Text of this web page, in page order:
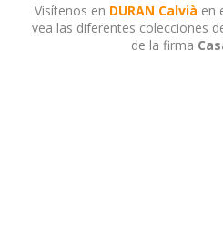
Visítenos en DURAN Calvià en
vea las diferentes colecciones
de la firma